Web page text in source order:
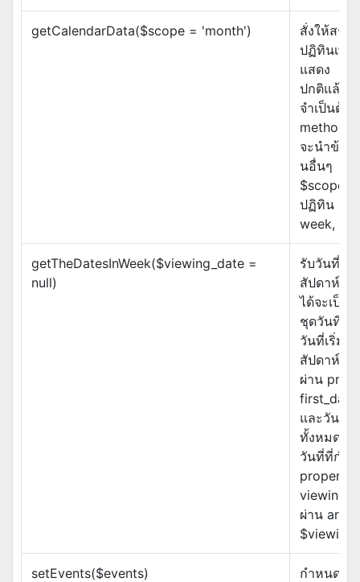
getCalendarData($scope = 'month')
สั่งให้สร้า
ปฏิทินเพื่อ
แสดง
ปกติแล้ว
จำเป็นต้อง
method
จะนำข้อมู
นอื่นๆ
$scope ข
ปฏิทิน เช่
week,
getTheDatesInWeek($viewing_date =
null)
รับวันที่ทั้ง
สัปดาห์นั้
ได้จะเป็น
ชุดวันที่ใน
วันที่เริ่มต้
สัปดาห์จะ
ผ่าน
และวันที่ใ
ทั้งหมดจ
วันที่ที่กำลั
property
ผ่าน
setEvents($events)
กำหนดเห